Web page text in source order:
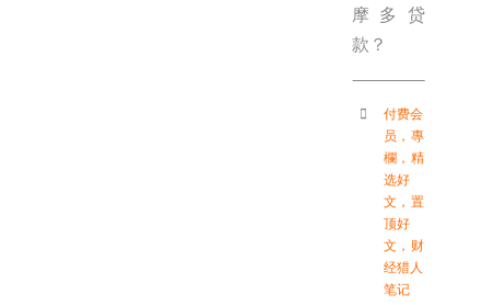
摩多贷
款？
付费会
员 ， 專
欄 ， 精
选好
文 ， 置
顶好
文 ， 财
经猎人
笔记